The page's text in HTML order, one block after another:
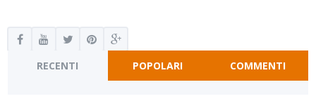
RECENTI POPOLARI COMMENTI